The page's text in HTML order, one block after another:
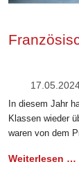
In diesem Jahr
Klassen wieder
waren von dem
Weiterlesen …